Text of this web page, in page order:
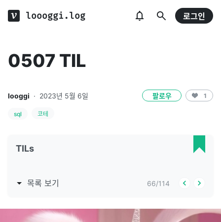
loooggi.log 로그인
0507 TIL
looggi · 2023년 5월 6일 팔로우 1
sql 코테
TILs
목록 보기 66/114